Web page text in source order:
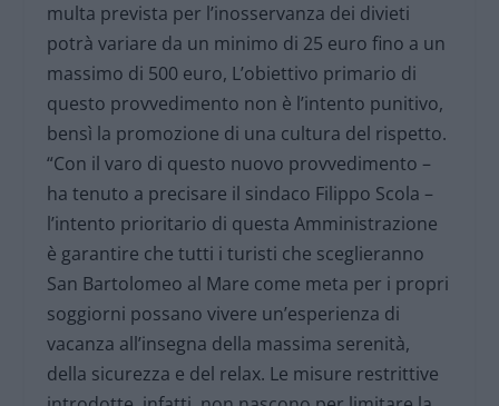
multa prevista per l’inosservanza dei divieti
potrà variare da un minimo di 25 euro fino a un
massimo di 500 euro, L’obiettivo primario di
questo provvedimento non è l’intento punitivo,
bensì la promozione di una cultura del rispetto.
“Con il varo di questo nuovo provvedimento –
ha tenuto a precisare il sindaco Filippo Scola –
l’intento prioritario di questa Amministrazione
è garantire che tutti i turisti che sceglieranno
San Bartolomeo al Mare come meta per i propri
soggiorni possano vivere un’esperienza di
vacanza all’insegna della massima serenità,
della sicurezza e del relax. Le misure restrittive